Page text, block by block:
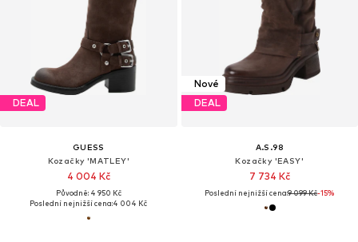
DEAL
GUESS
Kozačky 'MATLEY'
4 004 Kč
Původně: 4 950 Kč
Poslední nejnižší cena:4 004 Kč
Nové
DEAL
A.S.98
Kozačky 'EASY'
7 734 Kč
Poslední nejnižší cena:9 099 Kč-15%